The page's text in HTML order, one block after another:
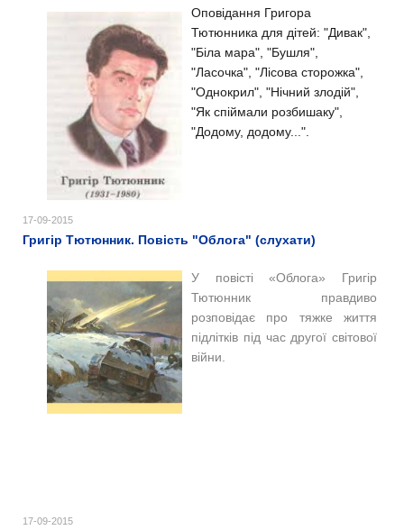
Оповідання Григора
Тютюнника для дітей: "Дивак",
"Біла мара", "Бушля",
"Ласочка", "Лісова сторожка",
"Однокрил", "Нічний злодій",
"Як спіймали розбишаку",
"Додому, додому...".
17-09-2015
Григір Тютюнник. Повість "Облога" (слухати)
У повісті «Облога» Григір
Тютюнник правдиво
розповідає про тяжке життя
підлітків під час другої світової
війни.
17-09-2015